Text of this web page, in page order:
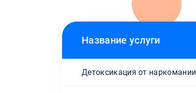
Название услуги
Детоксикация от наркомании